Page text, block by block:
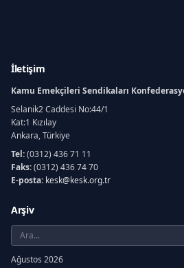
İletişim
Kamu Emekçileri Sendikaları
Selanik2 Caddesi No:44/1
Kat:1 Kızılay
Ankara, Türkiye
Tel:(0312) 436 71 11
Faks:(0312) 436 74 70
E-posta: kesk@kesk.org.tr
Arşiv
Ağustos 2026